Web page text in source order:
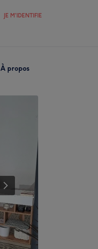
JE M'IDENTIFIE
À propos